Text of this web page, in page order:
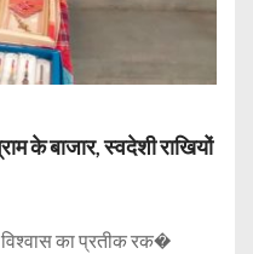
के बाजार, स्वदेशी राखियों
का प्रतीक रक�